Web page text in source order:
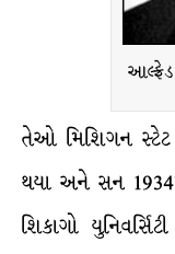
આલ્ફ્રેડ
તેઓ મિશિગન સ્ટેટ
થયા અને સન
શિકાગો